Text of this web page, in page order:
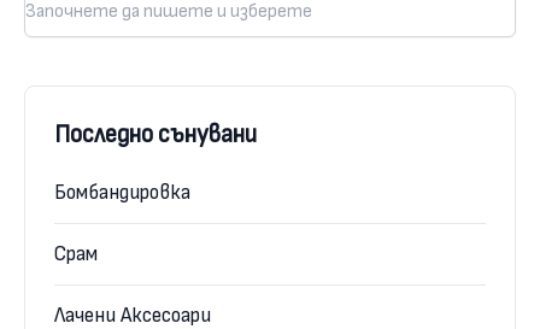
Последно сънувани
Бомбандировка
Срам
Лачени Аксесоари